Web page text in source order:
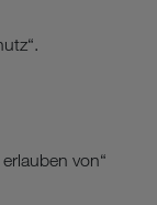
von“